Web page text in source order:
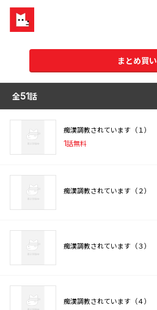
まとめ買い
全51話
痴漢調教されています（１）
1話無料
痴漢調教されています（２）
痴漢調教されています（３）
痴漢調教されています（４）